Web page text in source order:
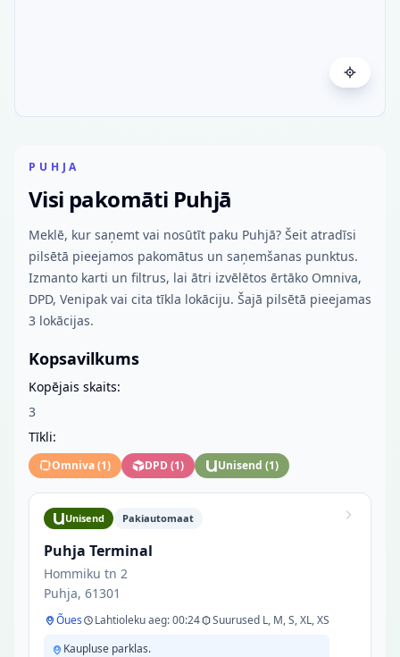
PUHJA
Visi pakomāti Puhjā
Meklē, kur saņemt vai nosūtīt paku Puhjā? Šeit atradīsi
pilsētā pieejamos pakomātus un saņemšanas punktus.
Izmanto karti un filtrus, lai ātri izvēlētos ērtāko Omniva,
DPD, Venipak vai cita tīkla lokāciju. Šajā pilsētā pieejamas
3 lokācijas.
Kopsavilkums
Kopējais skaits:
3
Tīkli:
Omniva(1) DPD(1) Unisend (1)
Unisend Pakiautomaat
Puhja Terminal
Hommiku tn 2
Puhja, 61301
Õues Lahtioleku aeg: 00:24
Suurused L, M, S, XL, XS
Kaupluse parklas.